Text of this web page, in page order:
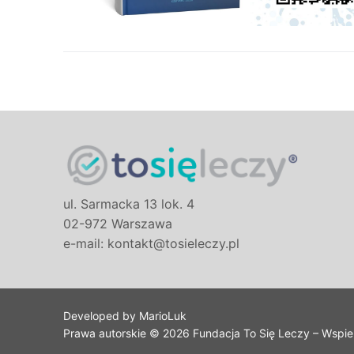
ul. Sarmacka 13 lok. 4
02-972 Warszawa
e-mail: kontakt@tosieleczy.pl
Developed by MarioLuk
Prawa autorskie © 2026 Fundacja To Się Leczy –